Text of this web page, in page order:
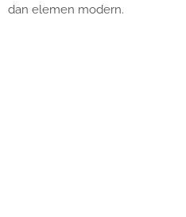
dan elemen modern.